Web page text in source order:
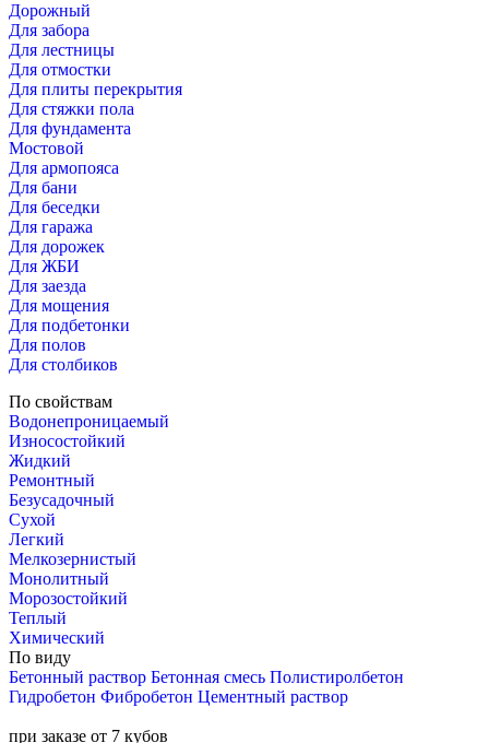
Дорожный
Для забора
Для лестницы
Для отмостки
Для плиты перекрытия
Для стяжки пола
Для фундамента
Мостовой
Для армопояса
Для бани
Для беседки
Для гаража
Для дорожек
Для ЖБИ
Для заезда
Для мощения
Для подбетонки
Для полов
Для столбиков
По свойствам
Водонепроницаемый
Износостойкий
Жидкий
Ремонтный
Безусадочный
Сухой
Легкий
Мелкозернистый
Монолитный
Морозостойкий
Теплый
Химический
По виду
Бетонный раствор Бетонная смесь Полистиролбетон
Гидробетон Фибробетон Цементный раствор
при заказе от 7 кубов